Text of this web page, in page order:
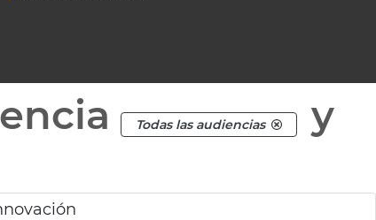
Todas las audiencias
y